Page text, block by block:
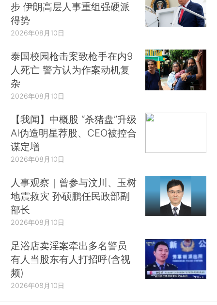
步 伊朗高层人事重组强硬派
得势
2026年08月10日
泰国校园枪击案致枪手在内9
人死亡 警方认为作案动机复
杂
2026年08月10日
【我闻】中概股 “杀猪盘”升级
AI伪造明星荐股、CEO被控合
谋定增
2026年08月10日
人事观察｜曾参与汶川、玉树
地震救灾 孙硕鹏任民政部副
部长
2026年08月10日
足浴店卖淫案牵出多名警员
有人当股东有人打招呼(含视
频)
2026年08月10日